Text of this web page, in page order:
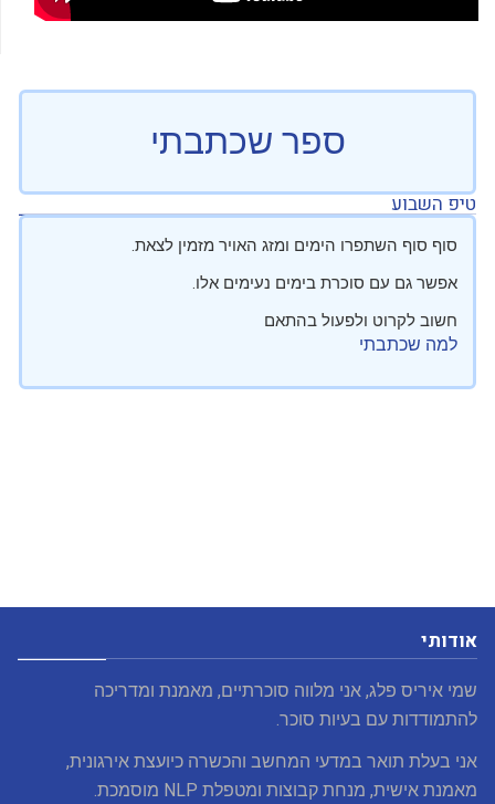
ספר שכתבתי
טיפ השבוע
סוף סוף השתפרו הימים ומזג האויר מזמין לצאת.
אפשר גם עם סוכרת בימים נעימים אלו.
חשוב לקרוט ולפעול בהתאם
למה שכתבתי
אודותי
שמי איריס פלג, אני מלווה סוכרתיים, מאמנת ומדריכה
להתמודדות עם בעיות סוכר.
אני בעלת תואר במדעי המחשב והכשרה כיועצת אירגונית,
מאמנת אישית, מנחת קבוצות ומטפלת NLP מוסמכת.